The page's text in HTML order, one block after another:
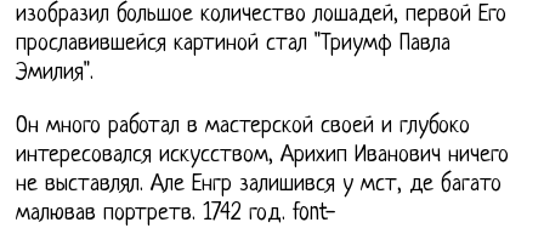
изобразил большое количество лошадей, первой Его
прославившейся картиной стал "Триумф Павла
Эмилия".
Он много работал в мастерской своей и глубоко
интересовался искусством, Арихип Иванович ничего
не выставлял. Але Енгр залишився у мст, де багато
малював портретв. 1742 год. font-